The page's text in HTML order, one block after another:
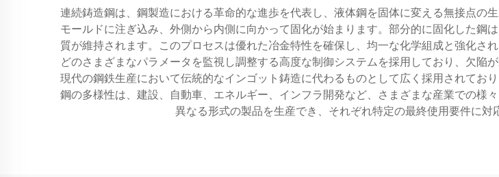
連続鋳造鋼は、鋼製造における革命的な進歩を代表し、液体鋼を固体に変える無接点の
モールドに注ぎ込み、外側から内側に向かって固化が始まります。部分的に固化した鋼
質が維持されます。このプロセスは優れた冶金特性を確保し、均一な化学組成と強化さ
どのさまざまなパラメータを監視し調整する高度な制御システムを採用しており、欠陥
現代の鋼鉄生産において伝統的なインゴット鋳造に代わるものとして広く採用されてお
鋼の多様性は、建設、自動車、エネルギー、インフラ開発など、さまざまな産業での様
異なる形式の製品を生産でき、それぞれ特定の最終使用要件に対